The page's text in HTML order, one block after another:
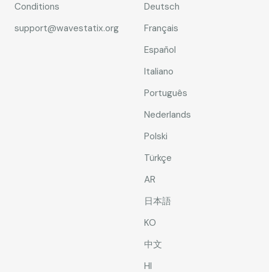
Conditions
support@wavestatix.org
Deutsch
Français
Español
Italiano
Português
Nederlands
Polski
Türkçe
AR
日本語
KO
中文
HI